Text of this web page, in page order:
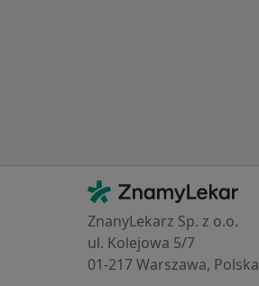
Kontakt
ZnamyLekar - Hlavní stránka
ZnanyLekarz Sp. z o.o.
ul. Kolejowa 5/7
01-217 Warszawa, Polska